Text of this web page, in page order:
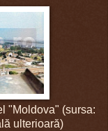
"Moldova" (sursa:
ulterioară)